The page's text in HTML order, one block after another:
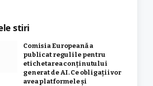
stiri
Comisia Europeană a
publicat regulile pentru
etichetarea conținutului
generat de AI. Ce obligații vor
avea platformele și